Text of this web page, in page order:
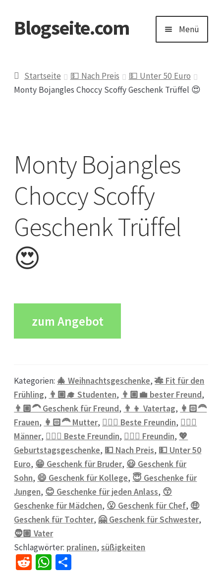
Zur
Navigation
Zum
Blogseite.com Menü
Datenschutzerklärung
Keine Ahnung welches Geschenk?
Startseite 💵 Nach Preis
💵 Unter 50 Euro
Monty Bojangles Choccy Scoffy Geschenk Trüffel 😍
Monty Bojangles
Choccy Scoffy
Geschenk Trüffel
😍
zum Angebot
Kategorien: 🎄 Weihnachtsgeschenke,🎋 Fit für den
Frühling, 👨🏼‍🎓 Studenten, 👨🏼‍💼 bester Freund,
👨🏼‍🦱 Geschenk für Freund, 👨‍👦 Vatertag, 👩🏻‍🦰
Frauen, 👩🏻‍🦰 Mutter, 👱🏻‍♀️ Beste Freundin, 👱🏼‍♂️
Männer, 💁🏼‍♀️ Beste Freundin, 💁🏼‍♀️ Freundin, 💖
Geburtstagsgeschenke, 💵 Nach Preis, 💵 Unter 50
Euro, 😁 Geschenk für Bruder, 😃 Geschenk für
Sohn, 😄 Geschenk für Kollege, 😇 Geschenke für
Jungen, 😊 Geschenke für jeden Anlass, 😙
Geschenke für Mädchen, 😮 Geschenk für Chef, 🤑
Geschenk für Tochter, 🤗 Geschenk für Schwester,
🧔🏽 Vater
Schlagwörter: pralinen,süßigkeiten
R
W